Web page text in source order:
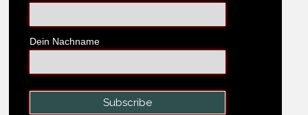
Dein Nachname